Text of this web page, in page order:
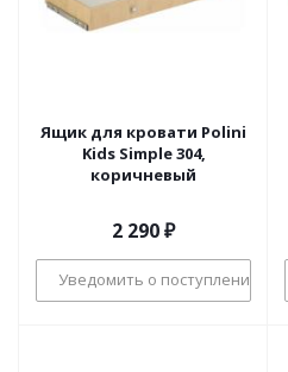
Ящик для кровати Polini
Kids Simple 304,
коричневый
2 290₽
Уведомить о поступлении